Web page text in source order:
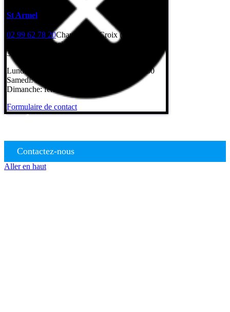
St Armel
02 99 62 78 20Champ de la Croix (Gps : rue
Léonard de Vinci)
35230 Saint-Armel
Lundi au vendredi: 8h – 12h / 13h30 – 17h30
Samedi: fermé
Dimanche: fermé
Formulaire de contact
Contactez-nous
Aller en haut